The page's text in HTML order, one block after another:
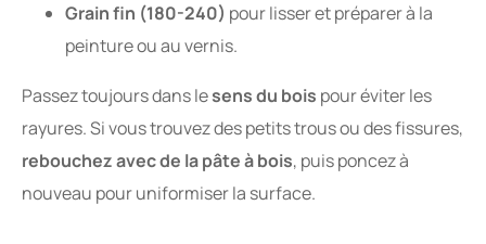
Grain fin (180-240) pour lisser et préparer à la
peinture ou au vernis.
Passez toujours dans lesens du bois pour éviter les
rayures. Si vous trouvez des petits trous ou des fissures,
rebouchez avec de la pâte à bois, puis poncez à
nouveau pour uniformiser la surface.